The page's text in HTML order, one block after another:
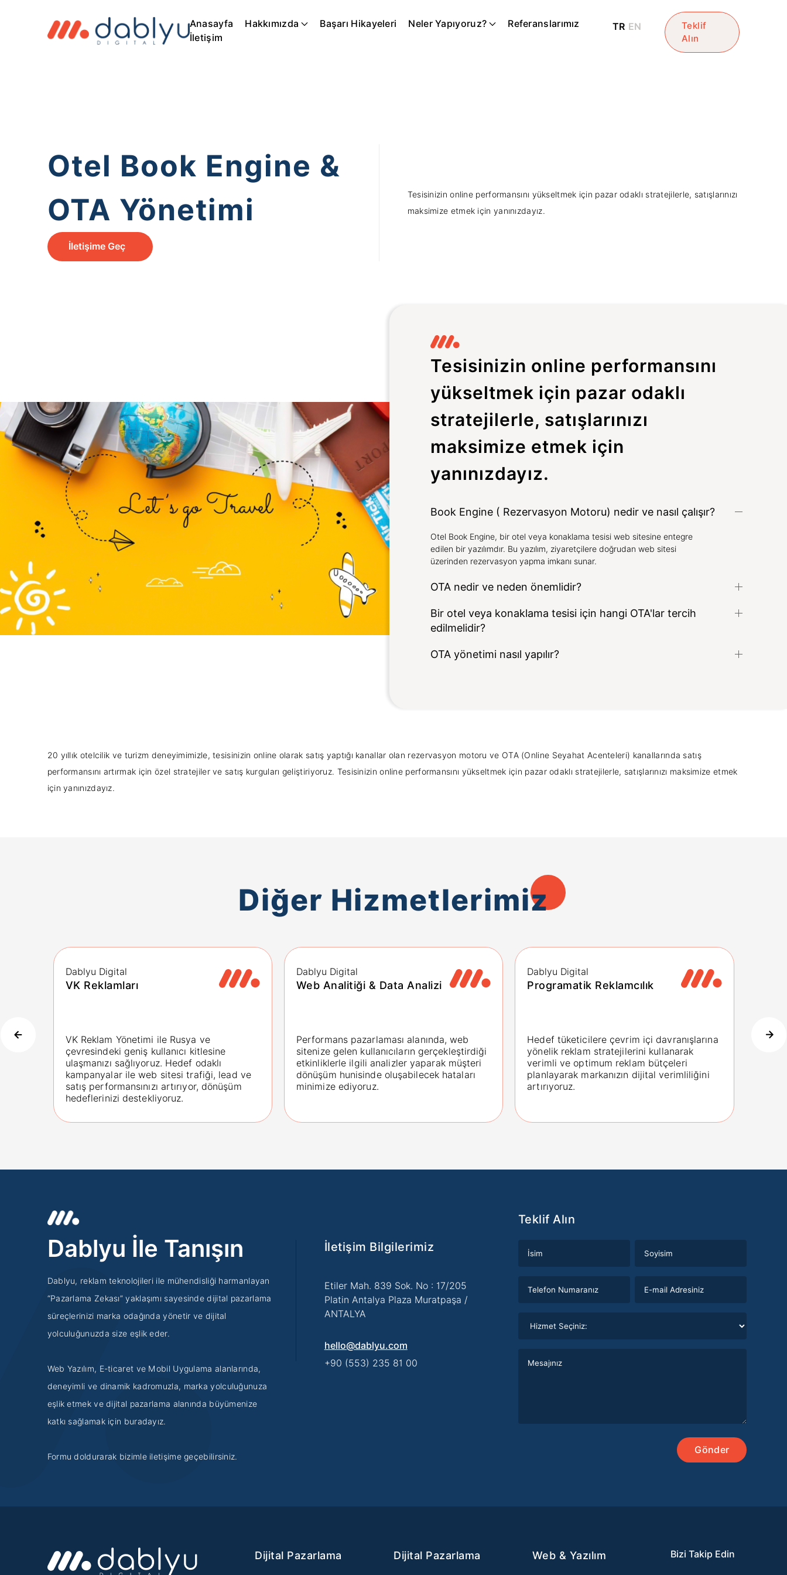
Anasayfa Hakkımızda Başarı Hikayeleri Neler Yapıyoruz?
Referanslarımız
İletişim
TR EN
Teklif
Alın
Otel Book Engine &
OTA Yönetimi
İletişime Geç
Tesisinizin online performansını yükseltmek için pazar odaklı stratejilerle, satışlarınızı
maksimize etmek için yanınızdayız.
Tesisinizin online performansını
yükseltmek için pazar odaklı
stratejilerle, satışlarınızı
maksimize etmek için
yanınızdayız.
Book Engine ( Rezervasyon Motoru) nedir ve nasıl çalışır?
Otel Book Engine, bir otel veya konaklama tesisi web sitesine entegre
edilen bir yazılımdır. Bu yazılım, ziyaretçilere doğrudan web sitesi
üzerinden rezervasyon yapma imkanı sunar.
OTA nedir ve neden önemlidir?
Bir otel veya konaklama tesisi için hangi OTA'lar tercih
edilmelidir?
OTA yönetimi nasıl yapılır?
20 yıllık otelcilik ve turizm deneyimimizle, tesisinizin online olarak satış yaptığı kanallar olan rezervasyon motoru ve OTA (Online Seyahat Acenteleri) kanallarında satış
performansını artırmak için özel stratejiler ve satış kurguları geliştiriyoruz. Tesisinizin online performansını yükseltmek için pazar odaklı stratejilerle, satışlarınızı maksimize etmek
için yanınızdayız.
Diğer Hizmetlerimiz
Dablyu Digital
VK Reklamları
VK Reklam Yönetimi ile Rusya ve
çevresindeki geniş kullanıcı kitlesine
ulaşmanızı sağlıyoruz. Hedef odaklı
kampanyalar ile web sitesi trafiği, lead ve
satış performansınızı artırıyor, dönüşüm
hedeflerinizi destekliyoruz.
Dablyu Digital
Web Analitiği & Data Analizi
Performans pazarlaması alanında, web
sitenize gelen kullanıcıların gerçekleştirdiği
etkinliklerle ilgili analizler yaparak müşteri
dönüşüm hunisinde oluşabilecek hataları
minimize ediyoruz.
Dablyu Digital
Programatik Reklamcılık
Hedef tüketicilere çevrim içi davranışlarına
yönelik reklam stratejilerini kullanarak
verimli ve optimum reklam bütçeleri
planlayarak markanızın dijital verimliliğini
artırıyoruz.
Dablyu İle Tanışın
Dablyu, reklam teknolojileri ile mühendisliği harmanlayan
“Pazarlama Zekası” yaklaşımı sayesinde dijital pazarlama
süreçlerinizi marka odağında yönetir ve dijital
yolculuğunuzda size eşlik eder.
Web Yazılım, E-ticaret ve Mobil Uygulama alanlarında,
deneyimli ve dinamik kadromuzla, marka yolculuğunuza
eşlik etmek ve dijital pazarlama alanında büyümenize
katkı sağlamak için buradayız.
Formu doldurarak bizimle iletişime geçebilirsiniz.
İletişim Bilgilerimiz
Etiler Mah. 839 Sok. No : 17/205
Platin Antalya Plaza Muratpaşa /
ANTALYA
hello@dablyu.com
+90 (553) 235 81 00
Teklif Alın
Gönder
Dijital Pazarlama Dijital Pazarlama Web & Yazılım Bizi Takip Edin